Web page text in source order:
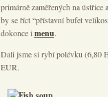
primárně zaměřených na ústřice
by se říct “přístavní bufet
dokonce i menu.
Dali jsme si rybí polévku (6,80
EUR.